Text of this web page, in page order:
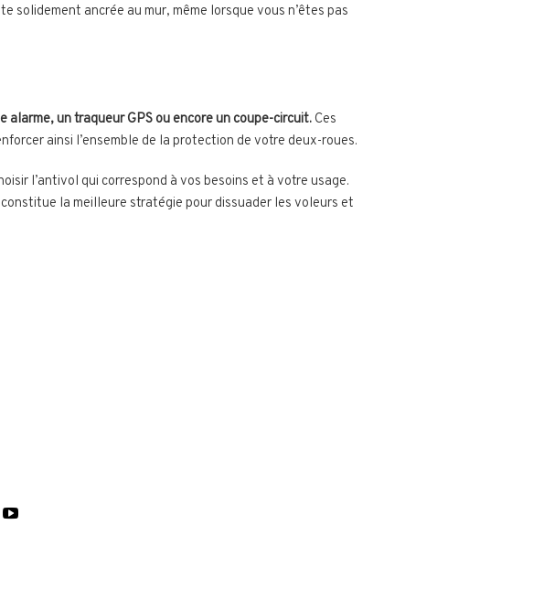
solidement ancrée au mur, même lorsque vous n’êtes pas
alarme, un traqueur GPS ou encore un coupe-circuit. Ces
ainsi l’ensemble de la protection de votre deux-roues.
l’antivol qui correspond à vos besoins et à votre usage.
la meilleure stratégie pour dissuader les voleurs et